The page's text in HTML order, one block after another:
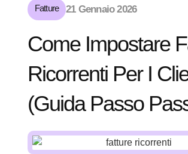
Fatture 21 Gennaio 2026
Come Impostare
Ricorrenti Per I
(guida Passo